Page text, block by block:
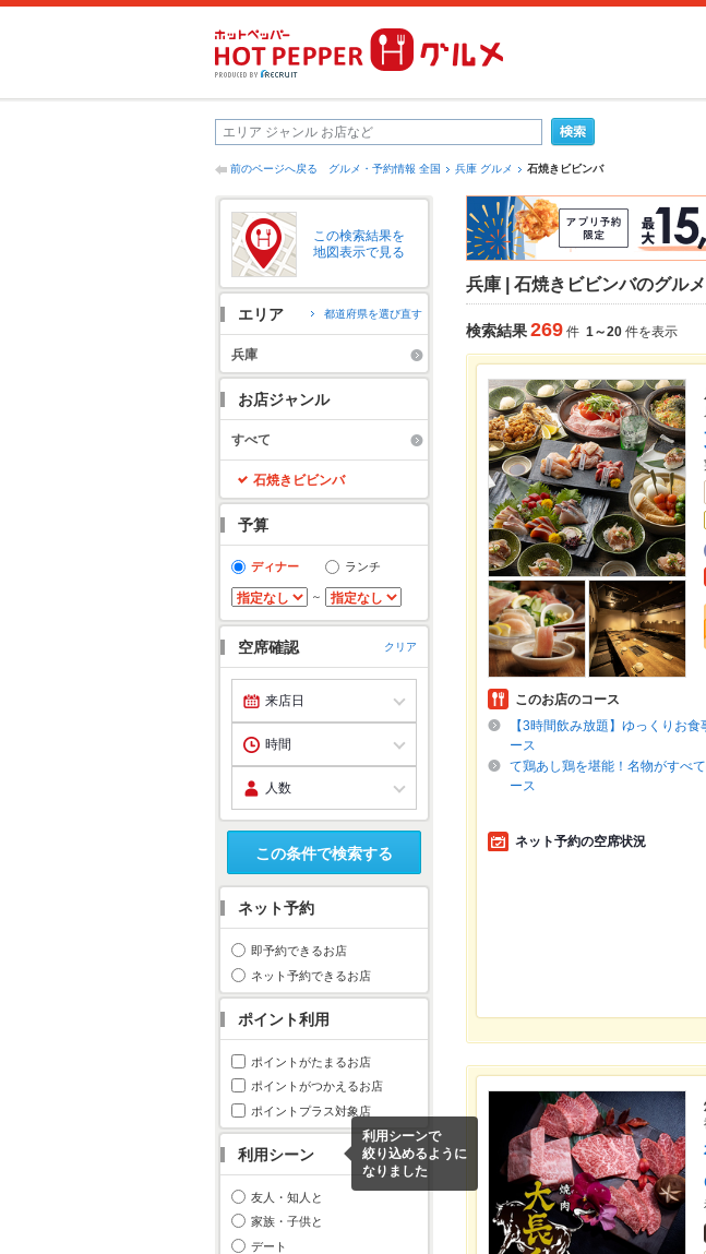
前のページへ戻る グルメ・予約情報 全国 兵庫 グルメ 石焼きビビンバ
この検索結果を
地図表示で見る
エリア 都道府県を選び直す
兵庫
お店ジャンル
すべて
石焼きビビンバ
予算
ディナー ランチ
～
空席確認 クリア
この条件で検索する
ネット予約
即予約できるお店
ネット予約できるお店
ポイント利用
ポイントがたまるお店
ポイントがつかえるお店
ポイントプラス対象店
利用シーン
利用シーンで
絞り込めるように
なりました
友人・知人と
家族・子供と
デート
兵庫 | 石焼きビビンバのグル
検索結果269 件 1～20 件を表示
このお店のコース
【3時間飲み放題】ゆっくりお
ース
て鶏あし鶏を堪能！名物がすべ
ース
ネット予約の空席状況